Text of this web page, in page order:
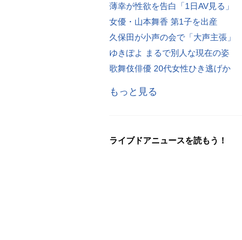
薄幸が性欲を告白「1日AV見る」
女優・山本舞香 第1子を出産
久保田が小声の会で「大声主張」
ゆきぽよ まるで別人な現在の姿
歌舞伎俳優 20代女性ひき逃げか
もっと見る
ライブドアニュースを読もう！